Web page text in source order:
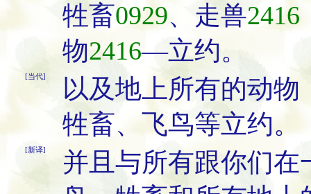
牲畜0929、走兽2416
物2416―立约。
[当代]
以及地上所有的动
牲畜、飞鸟等立约。
[新译]
并且与所有跟你们